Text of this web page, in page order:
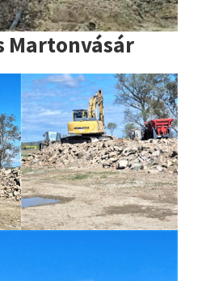
Martonvásár